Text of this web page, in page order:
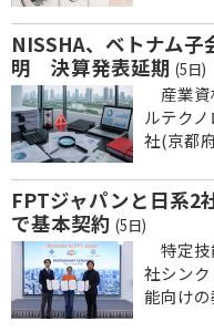
NISSHA、ベトナム
明 決算発表延期 (5日)
産業資
ルテク
社(京都
FPTジャパンと日系2
で基本契約 (5日)
特定技
社シン
能向けの